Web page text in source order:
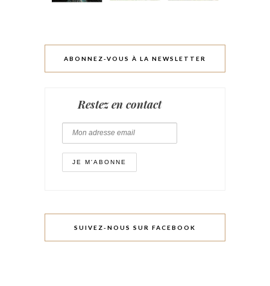
ABONNEZ-VOUS À LA NEWSLETTER
Restez en contact
SUIVEZ-NOUS SUR FACEBOOK